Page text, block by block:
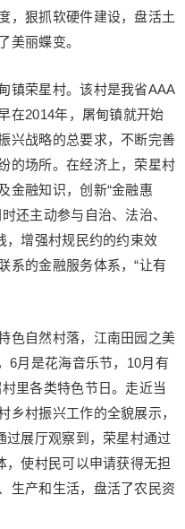
，狠抓软硬件建设，盘活土
美丽蝶变。
镇荣星村。该村是我省AAA
在2014年，屠甸镇就开始
兴战略的总要求，不断完善
的场所。在经济上，荣星村
金融知识，创新“金融惠
还主动参与自治、法治、
，增强村规民约的约束效
系的金融服务体系，“让有
色自然村落，江南田园之美
6月是花海音乐节，10月有
里各类特色节日。走近当
乡村振兴工作的全貌展示，
过展厅观察到，荣星村通过
，使村民可以申请获得无担
生产和生活，盘活了农民资